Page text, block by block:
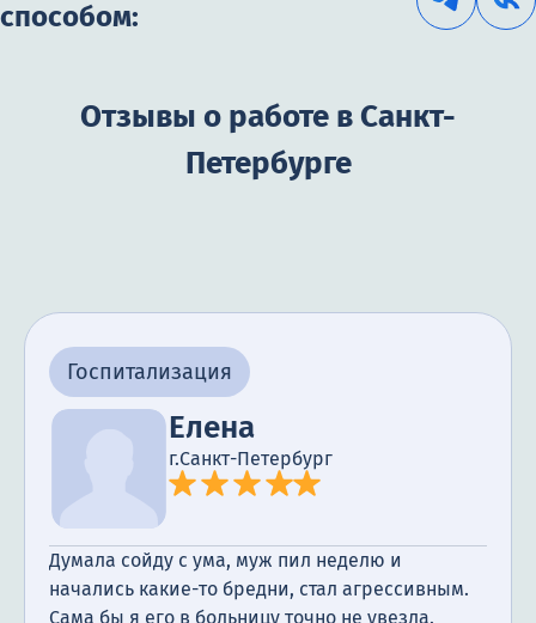
способом:
Отзывы о работе в Санкт-
Петербурге
Госпитализация
Елена
г.Санкт-Петербург
Думала сойду с ума, муж пил неделю и
начались какие-то бредни, стал агрессивным.
Сама бы я его в больницу точно не увезла.